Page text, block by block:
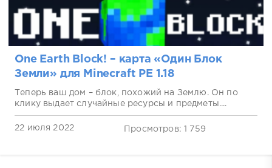
One Earth Block! – карта «Один Блок
Земли» для Minecraft PE 1.18
Теперь ваш дом – блок, похожий на Землю. Он по
клику выдает случайные ресурсы и предметы....
22 июля 2022 Просмотров: 1 759